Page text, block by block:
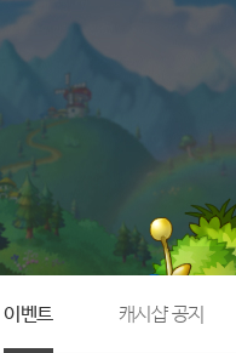
게임정보
직업소개
확률형 아이템
NEXON NOW
이벤트 캐시샵 공지